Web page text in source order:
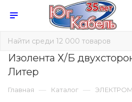
Изолента Х/Б
Литер
Главная — Каталог —